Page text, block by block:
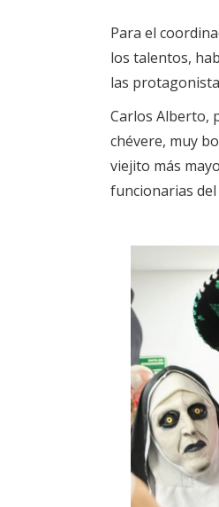
Para el
los talentos,
las
Carlos Alberto,
chévere, muy
viejito más
funcionarias